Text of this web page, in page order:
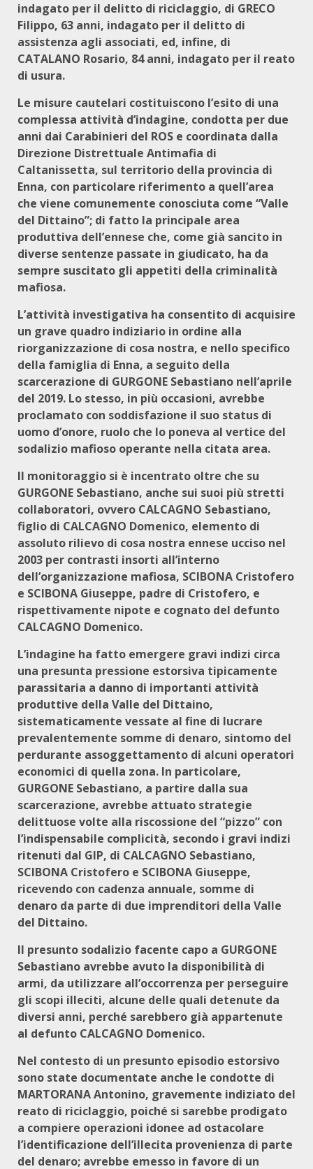
indagato per il delitto di riciclaggio, di GRECO
Filippo, 63 anni, indagato per il delitto di
assistenza agli associati, ed, infine, di
CATALANO Rosario, 84 anni, indagato per il reato
di usura.
Le misure cautelari costituiscono l’esito di una
complessa attività d’indagine, condotta per due
anni dai Carabinieri del ROS e coordinata dalla
Direzione Distrettuale Antimafia di
Caltanissetta, sul territorio della provincia di
Enna, con particolare riferimento a quell’area
che viene comunemente conosciuta come “Valle
del Dittaino”; di fatto la principale area
produttiva dell’ennese che, come già sancito in
diverse sentenze passate in giudicato, ha da
sempre suscitato gli appetiti della criminalità
mafiosa.
L’attività investigativa ha consentito di acquisire
un grave quadro indiziario in ordine alla
riorganizzazione di cosa nostra, e nello specifico
della famiglia di Enna, a seguito della
scarcerazione di GURGONE Sebastiano nell’aprile
del 2019. Lo stesso, in più occasioni, avrebbe
proclamato con soddisfazione il suo status di
uomo d’onore, ruolo che lo poneva al vertice del
sodalizio mafioso operante nella citata area.
Il monitoraggio si è incentrato oltre che su
GURGONE Sebastiano, anche sui suoi più stretti
collaboratori, ovvero CALCAGNO Sebastiano,
figlio di CALCAGNO Domenico, elemento di
assoluto rilievo di cosa nostra ennese ucciso nel
2003 per contrasti insorti all’interno
dell’organizzazione mafiosa, SCIBONA Cristofero
e SCIBONA Giuseppe, padre di Cristofero, e
rispettivamente nipote e cognato del defunto
CALCAGNO Domenico.
L’indagine ha fatto emergere gravi indizi circa
una presunta pressione estorsiva tipicamente
parassitaria a danno di importanti attività
produttive della Valle del Dittaino,
sistematicamente vessate al fine di lucrare
prevalentemente somme di denaro, sintomo del
perdurante assoggettamento di alcuni operatori
economici di quella zona. In particolare,
GURGONE Sebastiano, a partire dalla sua
scarcerazione, avrebbe attuato strategie
delittuose volte alla riscossione del “pizzo” con
l’indispensabile complicità, secondo i gravi indizi
ritenuti dal GIP, di CALCAGNO Sebastiano,
SCIBONA Cristofero e SCIBONA Giuseppe,
ricevendo con cadenza annuale, somme di
denaro da parte di due imprenditori della Valle
del Dittaino.
Il presunto sodalizio facente capo a GURGONE
Sebastiano avrebbe avuto la disponibilità di
armi, da utilizzare all’occorrenza per perseguire
gli scopi illeciti, alcune delle quali detenute da
diversi anni, perché sarebbero già appartenute
al defunto CALCAGNO Domenico.
Nel contesto di un presunto episodio estorsivo
sono state documentate anche le condotte di
MARTORANA Antonino, gravemente indiziato del
reato di riciclaggio, poiché si sarebbe prodigato
a compiere operazioni idonee ad ostacolare
l’identificazione dell’illecita provenienza di parte
del denaro; avrebbe emesso in favore di un